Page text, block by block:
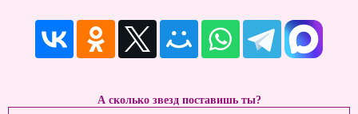
А сколько звезд поставишь ты?